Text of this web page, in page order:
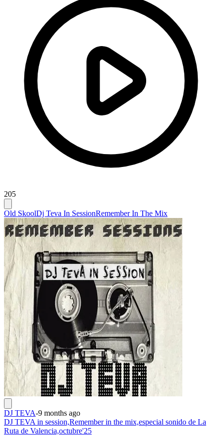
205
Old SkoolDj Teva In SessionRemember In The Mix
DJ TEVA-9 months ago
DJ TEVA in session,Remember in the mix,especial sonido de La
Ruta de Valencia,octubre'25